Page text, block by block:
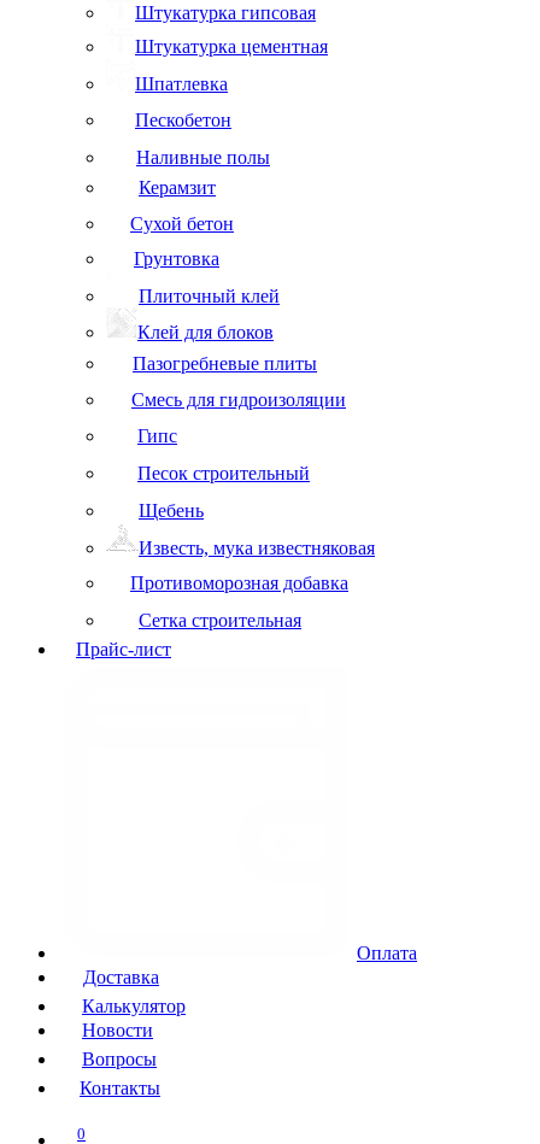
Штукатурка гипсовая
Штукатурка цементная
Шпатлевка
Пескобетон
Наливные полы
Керамзит
Сухой бетон
Грунтовка
Плиточный клей
Клей для блоков
Пазогребневые плиты
Смесь для гидроизоляции
Гипс
Песок строительный
Щебень
Известь, мука известняковая
Противоморозная добавка
Сетка строительная
Прайс-лист
Оплата
Доставка
Калькулятор
Новости
Вопросы
Контакты
0